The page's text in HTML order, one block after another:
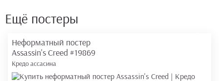
Ещё постеры
Неформатный постер
Assassin's Creed #19869
Кредо ассасина